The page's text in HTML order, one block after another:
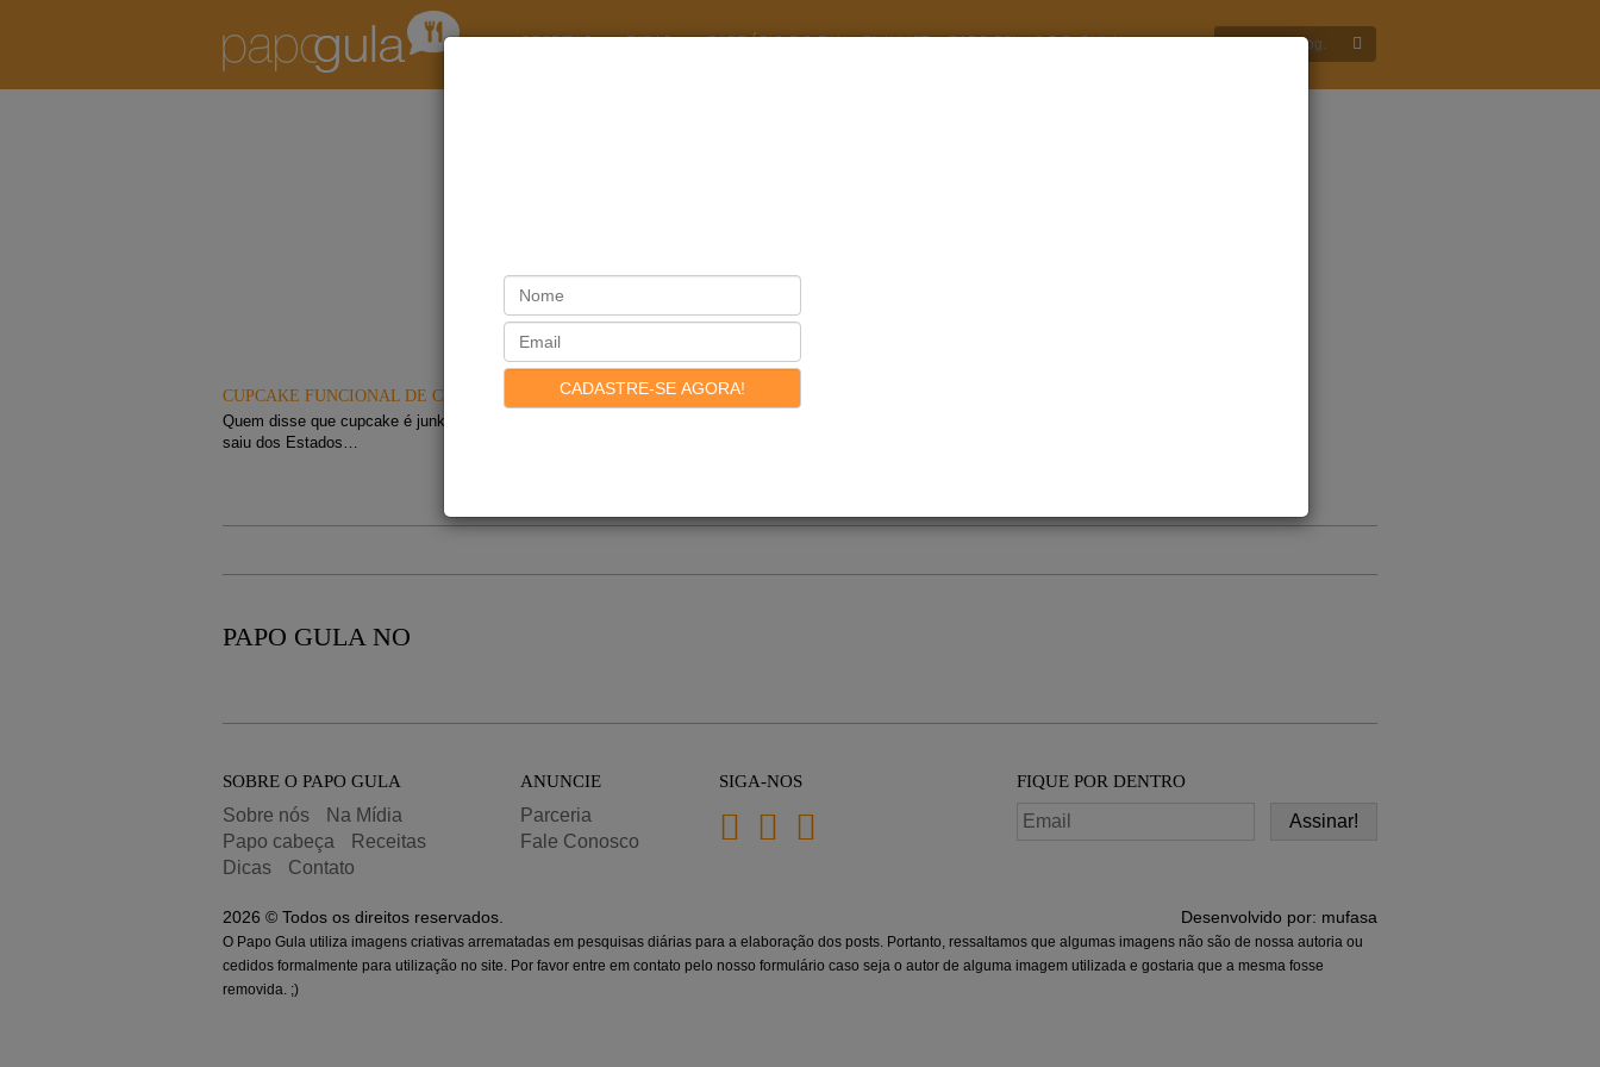
CUPCAKE FUNCIONAL DE CANELA E MEL
Quem disse que cupcake é junk food? O cupcake
saiu dos Estados…
PAPO GULA NO
SOBRE O PAPO GULA
Sobre nós
Na Mídia
Papo cabeça
Receitas
Dicas
Contato
ANUNCIE
Parceria
Fale Conosco
SIGA-NOS FIQUE POR DENTRO
2026 © Todos os direitos reservados. Desenvolvido por: mufasa
O Papo Gula utiliza imagens criativas arrematadas em pesquisas diárias para a elaboração dos posts. Portanto, ressaltamos que algumas imagens não são de nossa autoria ou
cedidos formalmente para utilização no site. Por favor entre em contato pelo nosso formulário caso seja o autor de alguma imagem utilizada e gostaria que a mesma fosse
removida. ;)